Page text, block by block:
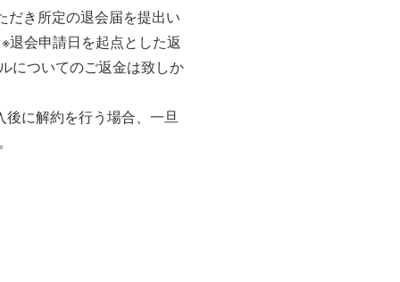
き所定の退会届を提出い
退会申請日を起点とした返
についてのご返金は致しか
に解約を行う場合、一旦